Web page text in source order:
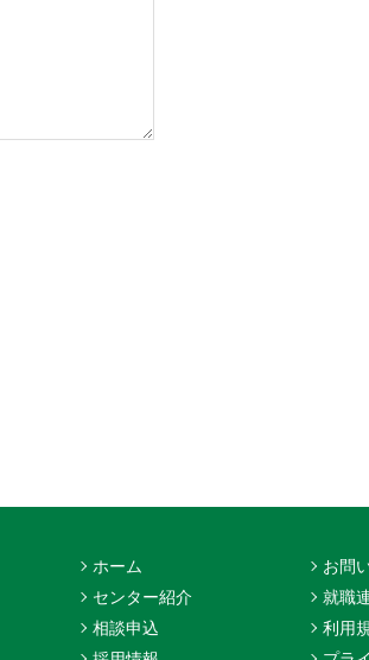
ホーム
センター紹介
相談申込
お問
就職
利用